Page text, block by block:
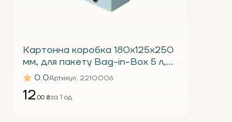
Картонна коробка 180х125х250
мм, для пакету Bag-in-Box 5 л,
біла Т23 Е під краник
0.0Артикул: 2210006
12.00 ₴за 1 од.